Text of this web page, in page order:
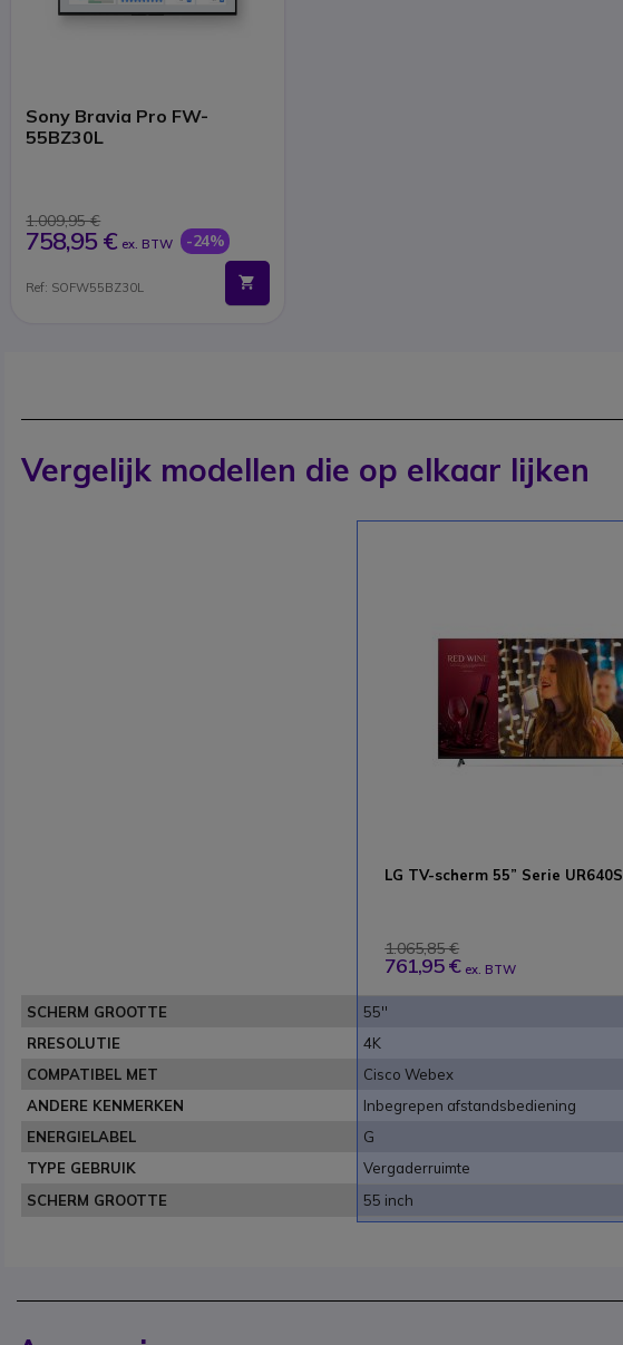
Sony Bravia Pro FW-
55BZ30L
1.009,95 €
758,95 € ex. BTW -24%
Ref: SOFW55BZ30L
Vergelijk modellen die op elkaar lijken
LG TV-scherm 55” Serie UR640S
1.065,85 €
761,95 € ex. BTW
SCHERM GROOTTE 55''
RRESOLUTIE
4K
COMPATIBEL MET
Cisco Webex
ANDERE KENMERKEN
Inbegrepen afstandsbediening
ENERGIELABEL
G
TYPE GEBRUIK
Vergaderruimte
SCHERM GROOTTE
55 inch